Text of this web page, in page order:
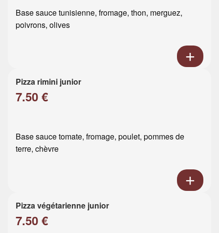
Base sauce tunisienne, fromage, thon, merguez,
poivrons, olives
Pizza rimini junior
7.50 €
Base sauce tomate, fromage, poulet, pommes de
terre, chèvre
Pizza végétarienne junior
7.50 €